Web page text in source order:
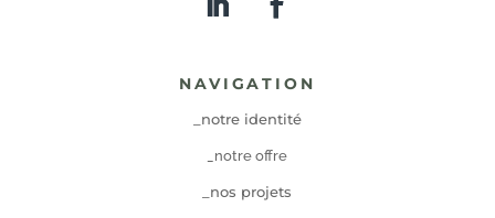
NAVIGATION
_notre identité
_notre offre
_nos projets